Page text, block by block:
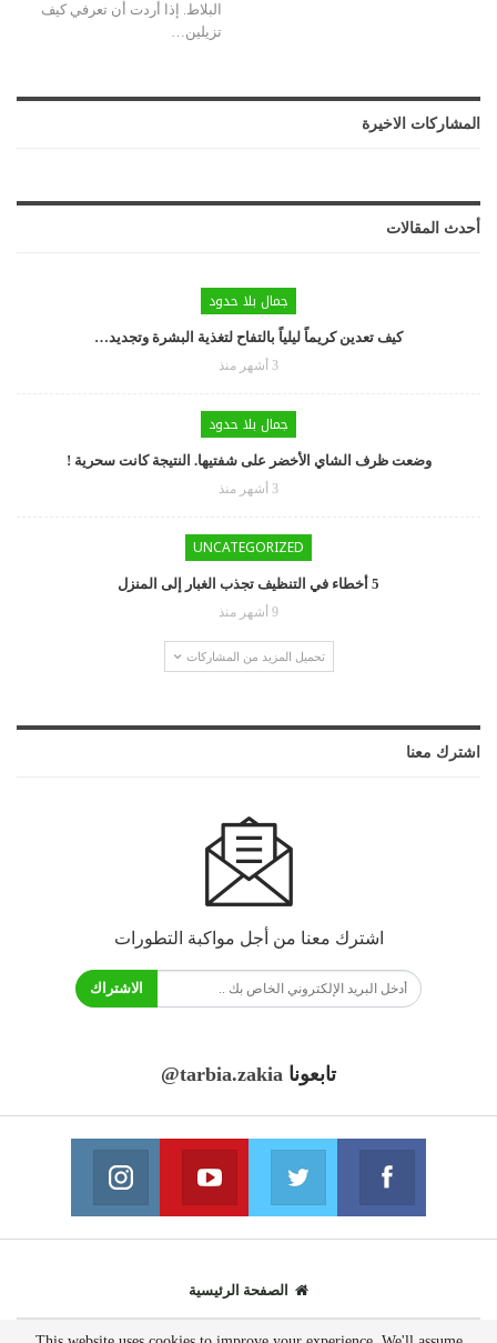
البلاط. إذا أردت أن تعرفي كيف
تزيلين…
المشاركات الاخيرة
أحدث المقالات
جمال بلا حدود
كيف تعدين كريماً ليلياً بالتفاح لتغذية البشرة وتجديد…
3 أشهر منذ
جمال بلا حدود
وضعت ظرف الشاي الأخضر على شفتيها. النتيجة كانت سحرية !
3 أشهر منذ
UNCATEGORIZED
5 أخطاء في التنظيف تجذب الغبار إلى المنزل
9 أشهر منذ
تحميل المزيد من المشاركات
اشترك معنا
اشترك معنا من أجل مواكبة التطورات
الاشتراك
تابعونا @tarbia.zakia
فايسبوك
انضم الينا انضم الينا
يوتيوب
انضم الينا
الصفحة الرئيسية